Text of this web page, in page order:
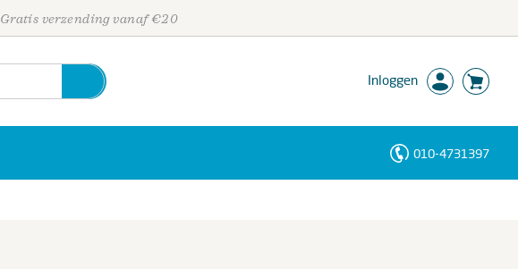
Gratis verzending vanaf €20
Inloggen
010-4731397
Personen